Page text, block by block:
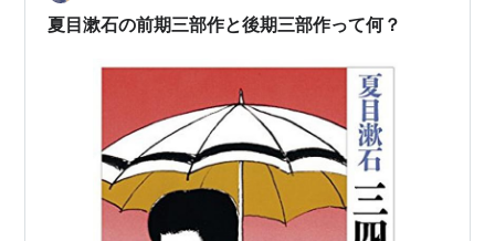
ず！ 怖い。笑 怖いといえばウチの息子です。…
夏目漱石の前期三部作と後期三部作って何？